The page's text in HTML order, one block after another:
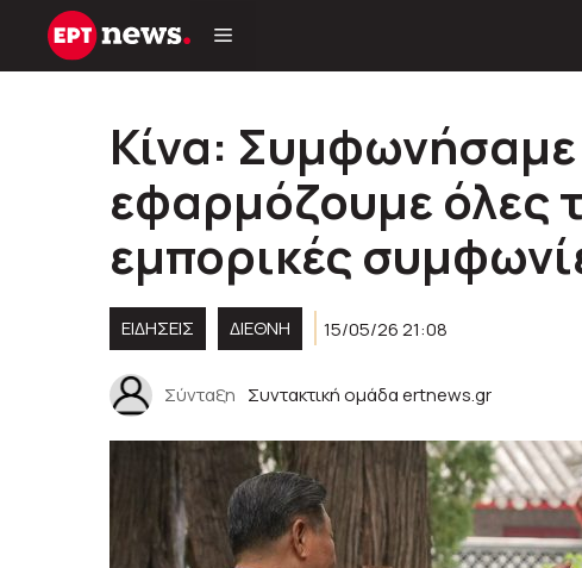
Μετάβαση
Κίνα: Συμφωνήσαμε
εφαρμόζουμε όλες
εμπορικές
ΕΙΔΗΣΕΙΣ ΔΙΕΘΝΗ 15/05/26 21:08
Σύνταξη Συντακτική ομάδα ertnews.gr